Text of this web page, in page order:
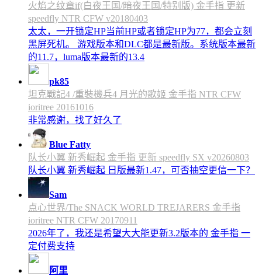
火焰之纹章if(白夜王国/暗夜王国/特别版) 金手指 更新
speedfly NTR CFW v20180403
太太，一开锁定HP当前HP或者锁定HP为77，都会立刻
黑屏死机。 游戏版本和DLC都是最新版。系统版本最新
的11.7，luma版本最新的13.4
pk85
坦克戰記4 /重裝機兵4 月光的歌姬 金手指 NTR CFW
ioritree 20161016
非常感谢，找了好久了
Blue Fatty
队长小翼 新秀崛起 金手指 更新 speedfly SX v20260803
队长小翼 新秀崛起 日版最新1.47，可否抽空更信一下？
Sam
点心世界/The SNACK WORLD TREJARERS 金手指
ioritree NTR CFW 20170911
2026年了，我还是希望大大能更新3.2版本的 金手指 一
定付费支持
阿里